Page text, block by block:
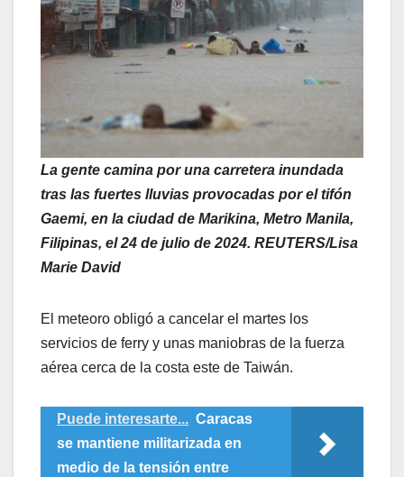
La gente camina por una carretera inundada
tras las fuertes lluvias provocadas por el tifón
Gaemi, en la ciudad de Marikina, Metro Manila,
Filipinas, el 24 de julio de 2024. REUTERS/Lisa
Marie David
El meteoro obligó a cancelar el martes los
servicios de ferry y unas maniobras de la fuerza
aérea cerca de la costa este de Taiwán.
Puede interesarte... Caracas
se mantiene militarizada en
medio de la tensión entre